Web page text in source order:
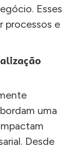
Esses
processos e
uma
Desde